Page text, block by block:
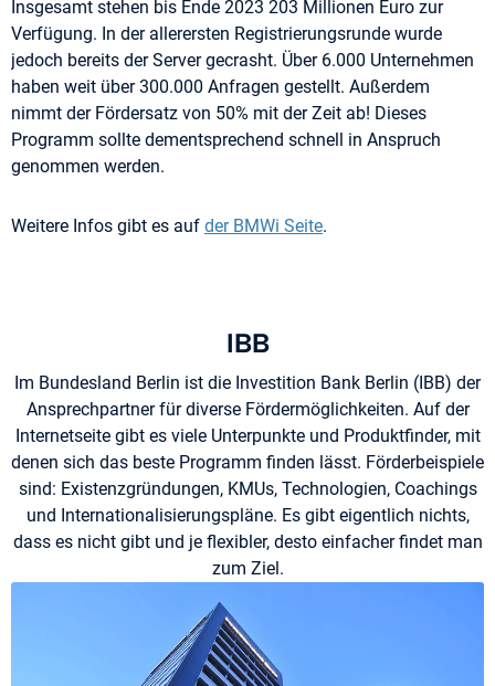
Insgesamt stehen bis Ende 2023 203 Millionen Euro zur
Verfügung. In der allerersten Registrierungsrunde wurde
jedoch bereits der Server gecrasht. Über 6.000 Unternehmen
haben weit über 300.000 Anfragen gestellt. Außerdem
nimmt der Fördersatz von 50% mit der Zeit ab! Dieses
Programm sollte dementsprechend schnell in Anspruch
genommen werden.
Weitere Infos gibt es auf der BMWi Seite.
IBB
Im Bundesland Berlin ist die Investition Bank Berlin (IBB) der
Ansprechpartner für diverse Fördermöglichkeiten. Auf der
Internetseite gibt es viele Unterpunkte und Produktfinder, mit
denen sich das beste Programm finden lässt. Förderbeispiele
sind: Existenzgründungen, KMUs, Technologien, Coachings
und Internationalisierungspläne. Es gibt eigentlich nichts,
dass es nicht gibt und je flexibler, desto einfacher findet man
zum Ziel.